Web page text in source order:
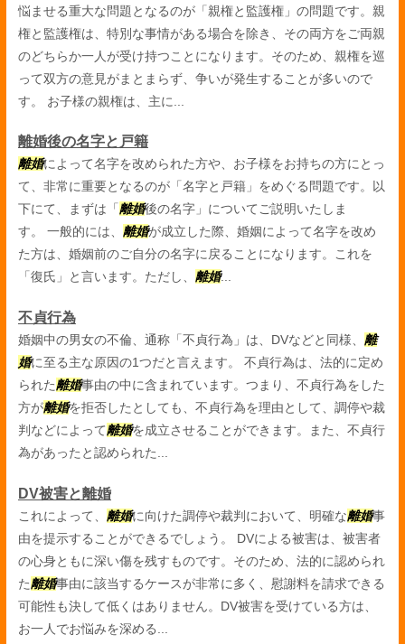
悩ませる重大な問題となるのが「親権と監護権」の問題です。親
権と監護権は、特別な事情がある場合を除き、その両方をご両親
のどちらか一人が受け持つことになります。そのため、親権を巡
って双方の意見がまとまらず、争いが発生することが多いので
す。 お子様の親権は、主に...
離婚後の名字と戸籍
離婚によって名字を改められた方や、お子様をお持ちの方にとっ
て、非常に重要となるのが「名字と戸籍」をめぐる問題です。以
下にて、まずは「 離婚後の名字」についてご説明いたしま
す。 一般的には、 離婚が成立した際、婚姻によって名字を改め
た方は、婚姻前のご自分の名字に戻ることになります。これを
「復氏」と言います。ただし、 離婚...
不貞行為
婚姻中の男女の不倫、通称「不貞行為」は、DVなどと同様、 離
婚に至る主な原因の1つだと言えます。 不貞行為は、法的に定め
られた離婚事由の中に含まれています。つまり、不貞行為をした
方が離婚を拒否したとしても、不貞行為を理由として、調停や裁
判などによって離婚を成立させることができます。また、不貞行
為があったと認められた...
DV被害と離婚
これによって、 離婚に向けた調停や裁判において、明確な離婚事
由を提示することができるでしょう。 DVによる被害は、被害者
の心身ともに深い傷を残すものです。そのため、法的に認められ
た離婚事由に該当するケースが非常に多く、慰謝料を請求できる
可能性も決して低くはありません。DV被害を受けている方は、
お一人でお悩みを深める...